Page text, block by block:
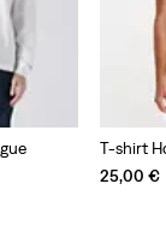
T-shirt
25,00 €